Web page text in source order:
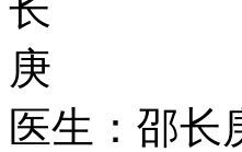
医生：邵长